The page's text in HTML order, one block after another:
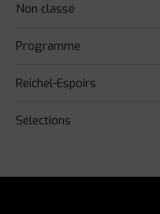
Non classé
Programme
Reichel-Espoirs
Sélections